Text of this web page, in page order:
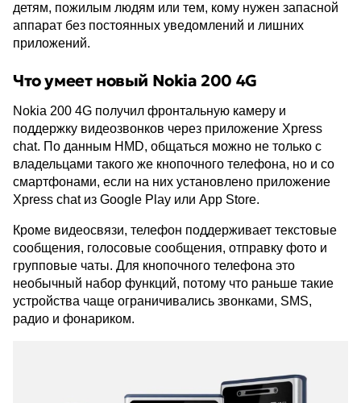
детям, пожилым людям или тем, кому нужен запасной
аппарат без постоянных уведомлений и лишних
приложений.
Что умеет новый Nokia 200 4G
Nokia 200 4G получил фронтальную камеру и
поддержку видеозвонков через приложение Xpress
chat. По данным HMD, общаться можно не только с
владельцами такого же кнопочного телефона, но и со
смартфонами, если на них установлено приложение
Xpress chat из Google Play или App Store.
Кроме видеосвязи, телефон поддерживает текстовые
сообщения, голосовые сообщения, отправку фото и
групповые чаты. Для кнопочного телефона это
необычный набор функций, потому что раньше такие
устройства чаще ограничивались звонками, SMS,
радио и фонариком.